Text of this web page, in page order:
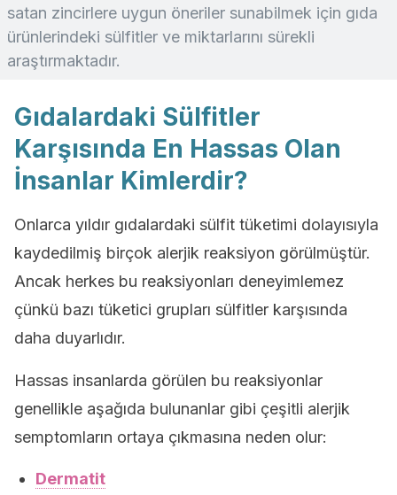
satan zincirlere uygun öneriler sunabilmek için gıda
ürünlerindeki sülfitler ve miktarlarını sürekli
araştırmaktadır.
Gıdalardaki Sülfitler
Karşısında En Hassas Olan
İnsanlar Kimlerdir?
Onlarca yıldır gıdalardaki sülfit tüketimi dolayısıyla
kaydedilmiş birçok alerjik reaksiyon görülmüştür.
Ancak herkes bu reaksiyonları deneyimlemez
çünkü bazı tüketici grupları sülfitler karşısında
daha duyarlıdır.
Hassas insanlarda görülen bu reaksiyonlar
genellikle aşağıda bulunanlar gibi çeşitli alerjik
semptomların ortaya çıkmasına neden olur:
Dermatit